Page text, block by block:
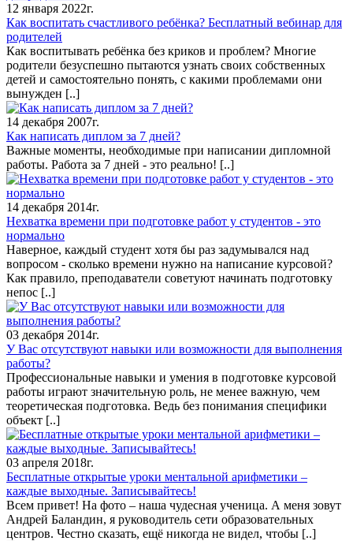
12 января 2022г.
Как воспитать счастливого ребёнка? Бесплатный вебинар для
родителей
Как воспитывать ребёнка без криков и проблем? Многие
родители безуспешно пытаются узнать своих собственных
детей и самостоятельно понять, с какими проблемами они
вынужден [..]
14 декабря 2007г.
Как написать диплом за 7 дней?
Важные моменты, необходимые при написании дипломной
работы. Работа за 7 дней - это реально! [..]
14 декабря 2014г.
Нехватка времени при подготовке работ у студентов - это
нормально
Наверное, каждый студент хотя бы раз задумывался над
вопросом - сколько времени нужно на написание курсовой?
Как правило, преподаватели советуют начинать подготовку
непос [..]
03 декабря 2014г.
У Вас отсутствуют навыки или возможности для выполнения
работы?
Профессиональные навыки и умения в подготовке курсовой
работы играют значительную роль, не менее важную, чем
теоретическая подготовка. Ведь без понимания специфики
объект [..]
03 апреля 2018г.
Бесплатные открытые уроки ментальной арифметики –
каждые выходные. Записывайтесь!
Всем привет! На фото – наша чудесная ученица. А меня зовут
Андрей Баландин, я руководитель сети образовательных
центров. Честно сказать, ещё никогда не видел, чтобы [..]